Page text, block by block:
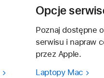
Opcje
Poznaj dostępne
serwisu i napraw
przez Apple.
Laptopy Mac